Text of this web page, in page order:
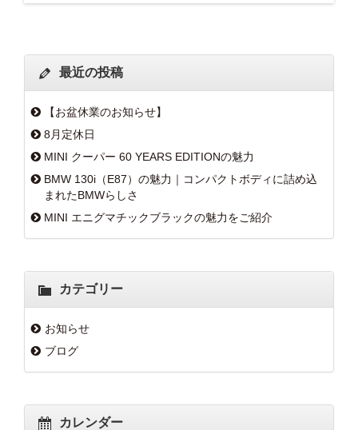
最近の投稿
【お盆休業のお知らせ】
8月定休日
MINI クーパー 60 YEARS EDITIONの魅力
BMW 130i（E87）の魅力｜コンパクトボディに詰め込
まれたBMWらしさ
MINI エニグマチックブラックの魅力をご紹介
カテゴリー
お知らせ
ブログ
カレンダー